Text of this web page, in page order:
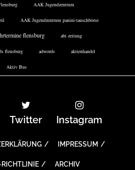
AAK Jugendzentrum
AAK Jugendzentrum panini-tauschbörse
flensburg abi zeitung
flensburg adwords aktienhandel
Aktiv Bus
Twitter Instagram
IMPRESSUM
ARCHIV